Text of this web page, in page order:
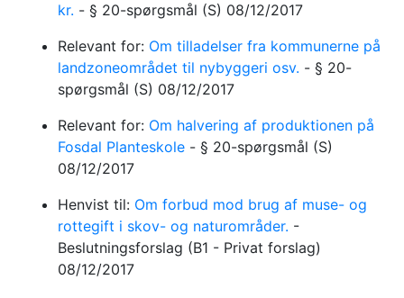
kr. - § 20-spørgsmål (S) 08/12/2017
Relevant for: Om tilladelser fra kommunerne på
landzoneområdet til nybyggeri osv. - § 20-
spørgsmål (S) 08/12/2017
Relevant for: Om halvering af produktionen på
Fosdal Planteskole - § 20-spørgsmål (S)
08/12/2017
Henvist til: Om forbud mod brug af muse- og
rottegift i skov- og naturområder. -
Beslutningsforslag (B1 - Privat forslag)
08/12/2017